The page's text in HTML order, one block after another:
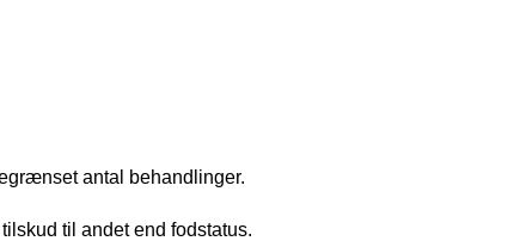
antal behandlinger.
til andet end fodstatus.